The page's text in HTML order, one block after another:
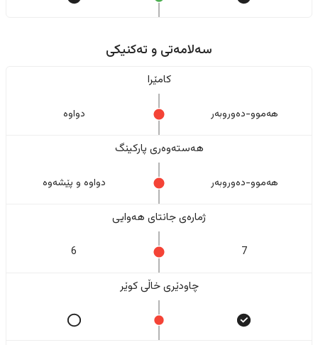
سەلامەتی و تەکنیکی
کامێرا
هەموو-دەوروبەر دواوە
هەستەوەری پارکینگ
هەموو-دەوروبەر دواوە و پێشەوە
ژمارەی جانتای هەوایی
7
6
چاودێری خاڵی کوێر